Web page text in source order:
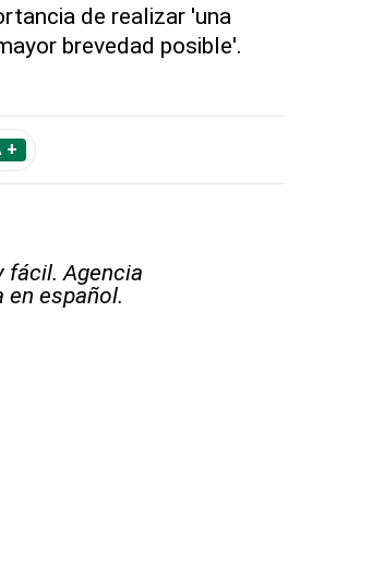
de realizar 'una
brevedad posible'.
+
fácil. Agencia
español.